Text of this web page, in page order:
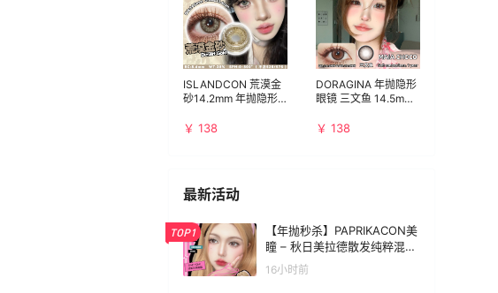
ISLANDCON 荒漠金
砂14.2mm 年抛隐形
数可不同
￥ 138
DORAGINA 年抛隐形
眼镜 三文鱼 14.5mm
同
￥ 138
最新活动
TOP1
【年抛秒杀】PAPRIKACON美
瞳 – 秋日美拉德散发纯粹混血
魅力 超级囤货价速抢
16小时前